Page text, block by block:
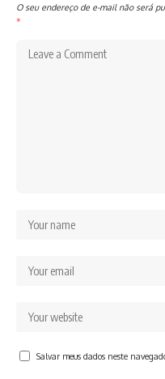
O seu endereço de e-mail não será
*
Salvar meus dados neste